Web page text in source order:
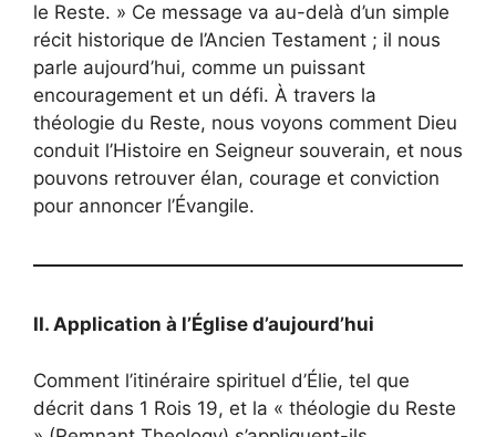
le Reste. » Ce message va au-delà d’un simple
récit historique de l’Ancien Testament ; il nous
parle aujourd’hui, comme un puissant
encouragement et un défi. À travers la
théologie du Reste, nous voyons comment Dieu
conduit l’Histoire en Seigneur souverain, et nous
pouvons retrouver élan, courage et conviction
pour annoncer l’Évangile.
II. Application à l’Église d’aujourd’hui
Comment l’itinéraire spirituel d’Élie, tel que
décrit dans 1 Rois 19, et la « théologie du Reste